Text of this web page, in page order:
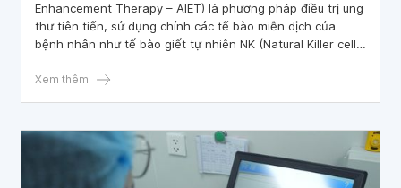
Enhancement Therapy – AIET) là phương pháp điều trị ung
thư tiên tiến, sử dụng chính các tế bào miễn dịch của
bệnh nhân như tế bào giết tự nhiên NK (Natural Killer cell)
để nhận diện và tiêu diệt tế bào ung thư.
Xem thêm